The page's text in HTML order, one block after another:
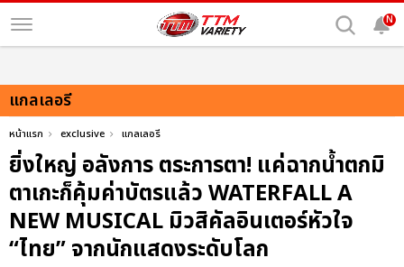
N
แกลเลอรี
หน้าแรก exclusive แกลเลอรี
ยิ่งใหญ่ อลังการ ตระการตา! แค่ฉากน้ำตกมิ
ตาเกะก็คุ้มค่าบัตรแล้ว WATERFALL A
NEW MUSICAL มิวสิคัลอินเตอร์หัวใจ
“ไทย” จากนักแสดงระดับโลก